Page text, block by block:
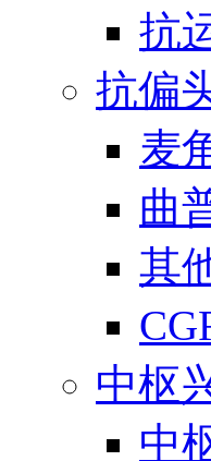
抗
抗偏
麦
曲
其
中枢
中